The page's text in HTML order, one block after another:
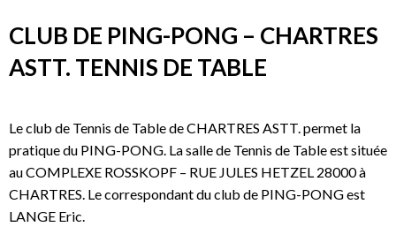
CLUB DE PING-PONG – CHARTRES
ASTT. TENNIS DE TABLE
Le club de Tennis de Table de CHARTRES ASTT. permet la
pratique du PING-PONG. La salle de Tennis de Table est située
au COMPLEXE ROSSKOPF – RUE JULES HETZEL 28000 à
CHARTRES. Le correspondant du club de PING-PONG est
LANGE Eric.